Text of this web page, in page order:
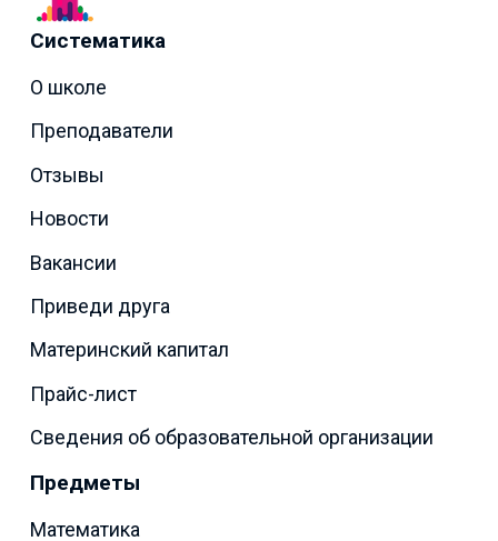
Систематика
О школе
Преподаватели
Отзывы
Новости
Вакансии
Приведи друга
Материнский капитал
Прайс-лист
Сведения об образовательной организации
Предметы
Математика